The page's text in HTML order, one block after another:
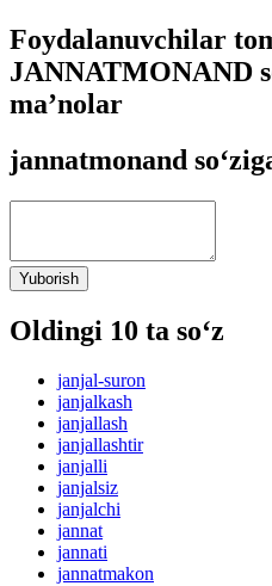
Foydalanuvchilar
JANNATMONAND
ma’nolar
jannatmonand
Yuborish
Oldingi 10 ta so‘z
janjal-suron
janjalkash
janjallash
janjallashtir
janjalli
janjalsiz
janjalchi
jannat
jannati
jannatmakon